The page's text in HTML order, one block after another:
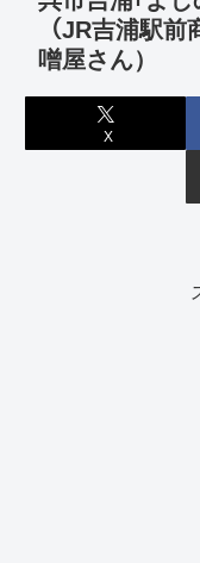
（JR吉浦駅
噌屋さん）
X